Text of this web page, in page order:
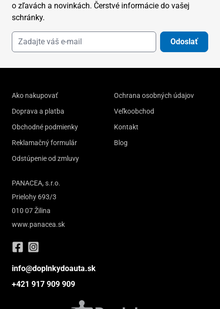
o zľavách a novinkách. Čerstvé informácie do vašej
schránky.
Odoslať
Ako nakupovať
Doprava a platba
Obchodné podmienky
Reklamačný formulár
Odstúpenie od zmluvy
Ochrana osobných údajov
Veľkoobchod
Kontakt
Blog
PANACEA, s.r.o.
Prielohy 693/3
010 07 Žilina
www.panacea.sk
info@doplnkydoauta.sk
+421 917 909 909